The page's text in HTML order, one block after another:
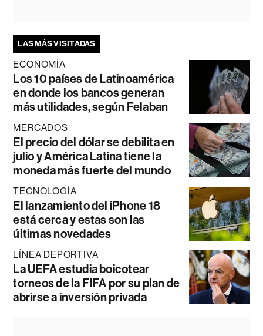
LAS MÁS VISITADAS
ECONOMÍA
Los 10 países de Latinoamérica
en donde los bancos generan
más utilidades, según Felaban
MERCADOS
El precio del dólar se debilita en
julio y América Latina tiene la
moneda más fuerte del mundo
TECNOLOGÍA
El lanzamiento del iPhone 18
está cerca y estas son las
últimas novedades
LÍNEA DEPORTIVA
La UEFA estudia boicotear
torneos de la FIFA por su plan de
abrirse a inversión privada